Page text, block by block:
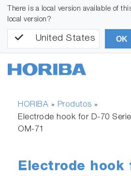
There is a local version available of
local version?
United States OK
HORIBA » Produtos »
Electrode hook for D-70
OM-71
Electrode hook